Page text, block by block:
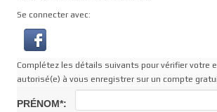
Se connecter avec:
Complétez les détails suivants pour vérifier votre
autorisé(e) à vous enregistrer sur un compte
PRÉNOM*: